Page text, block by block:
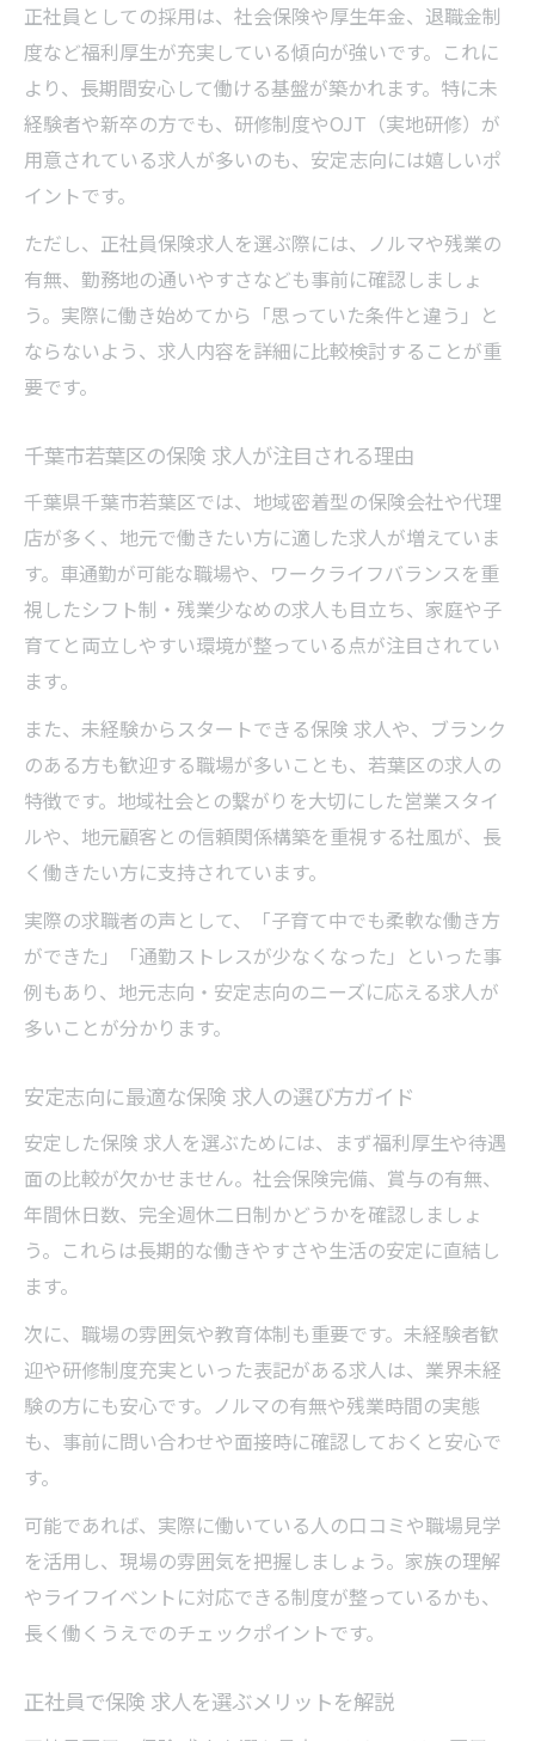
ワークライフバランス重視の保険 求人の特
徴
残業少なめな保険 求人で生活を充実させる
方法
保険 求人選びで重視したい働きやすさのポ
イント
家族時間を大切にできる保険 求人の探し方
保険業界で安心して長く働くコツとは
保険 求人で長期安定を目指すための工夫と
介
安心して働ける保険 求人の見極めポイント
保険 求人選びで将来を見据えるポイント
長く続けられる保険 求人の職場環境とは
正社員で始める新しい保険キャリアの魅力
保険 求人で新しい自分に出会うチャンスと
は
未経験から正社員で保険業界に挑戦する魅
保険 求人でステップアップを目指すポイン
保険求人選びで重視するべきポイント解説
正社員採用の保険 求人で重視すべき条件解
説
保険 求人の募集内容で注目したいポイント
千葉市若葉区の保険 求人で比較すべき要素
働きやすさを左右する保険 求人の見極め方
正社員としての採用は、社会保険や厚生年金、退職金制
度など福利厚生が充実している傾向が強いです。これに
より、長期間安心して働ける基盤が築かれます。特に未
経験者や新卒の方でも、研修制度やOJT（実地研修）が
用意されている求人が多いのも、安定志向には嬉しいポ
イントです。
ただし、正社員保険求人を選ぶ際には、ノルマや残業の
有無、勤務地の通いやすさなども事前に確認しましょ
う。実際に働き始めてから「思っていた条件と違う」と
ならないよう、求人内容を詳細に比較検討することが重
要です。
千葉市若葉区の保険 求人が注目される理由
千葉県千葉市若葉区では、地域密着型の保険会社や代理
店が多く、地元で働きたい方に適した求人が増えていま
す。車通勤が可能な職場や、ワークライフバランスを重
視したシフト制・残業少なめの求人も目立ち、家庭や子
育てと両立しやすい環境が整っている点が注目されてい
ます。
また、未経験からスタートできる保険 求人や、ブランク
のある方も歓迎する職場が多いことも、若葉区の求人の
特徴です。地域社会との繋がりを大切にした営業スタイ
ルや、地元顧客との信頼関係構築を重視する社風が、長
く働きたい方に支持されています。
実際の求職者の声として、「子育て中でも柔軟な働き方
ができた」「通勤ストレスが少なくなった」といった事
例もあり、地元志向・安定志向のニーズに応える求人が
多いことが分かります。
安定志向に最適な保険 求人の選び方ガイド
安定した保険 求人を選ぶためには、まず福利厚生や待遇
面の比較が欠かせません。社会保険完備、賞与の有無、
年間休日数、完全週休二日制かどうかを確認しましょ
う。これらは長期的な働きやすさや生活の安定に直結し
ます。
次に、職場の雰囲気や教育体制も重要です。未経験者歓
迎や研修制度充実といった表記がある求人は、業界未経
験の方にも安心です。ノルマの有無や残業時間の実態
も、事前に問い合わせや面接時に確認しておくと安心で
す。
可能であれば、実際に働いている人の口コミや職場見学
を活用し、現場の雰囲気を把握しましょう。家族の理解
やライフイベントに対応できる制度が整っているかも、
長く働くうえでのチェックポイントです。
正社員で保険 求人を選ぶメリットを解説